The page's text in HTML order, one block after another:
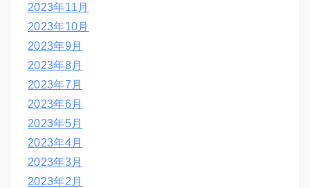
2023年11月
2023年10月
2023年9月
2023年8月
2023年7月
2023年6月
2023年5月
2023年4月
2023年3月
2023年2月